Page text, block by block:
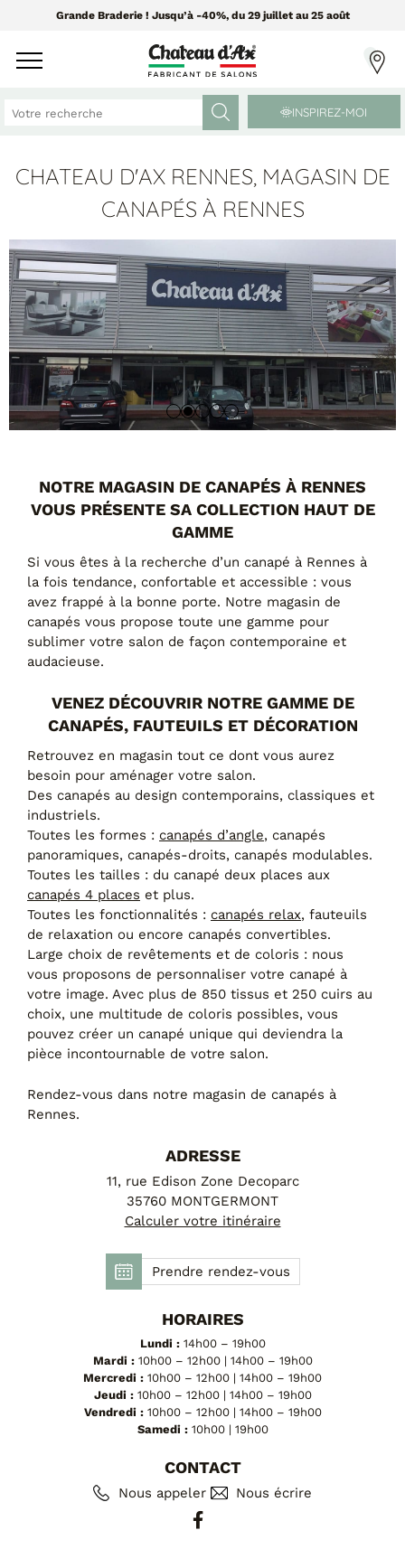
Grande Braderie ! Jusqu’à -40%, du 29 juillet au 25 août
CANAPÉS ET FAUTEUILS
Tissus Greensofa
850 tissus et 250 cuirs
PAR MATIÈRE
Canapés cuir
Canapés tissu
PAR FORME
Canapés avec méridienne
Canapés convertibles
Canapés d'angle
Canapés droits
Canapés modulables
Canapés relax
Fauteuils de relaxation D-Stress
PAR TAILLE
Canapés 2 places
Canapés 3 places
Canapés 4 places
Canapés panoramiques
Poufs
FAUTEUILS ET POUFS
Tous les produits
MEUBLES ET DÉCO
PAR CATÉGORIE
Chaises
Coussins
Enfilades
Luminaires
Objets déco
Tableaux
Tables basses
Tables repas
PAR STYLE
Industriel
INSPIREZ-MOI
CHATEAU D'AX RENNES, MAGASIN DE
CANAPÉS À RENNES
NOTRE MAGASIN DE CANAPÉS À RENNES
VOUS PRÉSENTE SA COLLECTION HAUT DE
GAMME
Si vous êtes à la recherche d’un canapé à Rennes à
la fois tendance, confortable et accessible : vous
avez frappé à la bonne porte. Notre magasin de
canapés vous propose toute une gamme pour
sublimer votre salon de façon contemporaine et
audacieuse.
VENEZ DÉCOUVRIR NOTRE GAMME DE
CANAPÉS, FAUTEUILS ET DÉCORATION
Retrouvez en magasin tout ce dont vous aurez
besoin pour aménager votre salon.
Des canapés au design contemporains, classiques et
industriels.
Toutes les formes : canapés d’angle, canapés
panoramiques, canapés-droits, canapés modulables.
Toutes les tailles : du canapé deux places aux
canapés 4 places et plus.
Toutes les fonctionnalités : canapés relax, fauteuils
de relaxation ou encore canapés convertibles.
Large choix de revêtements et de coloris : nous
vous proposons de personnaliser votre canapé à
votre image. Avec plus de 850 tissus et 250 cuirs au
choix, une multitude de coloris possibles, vous
pouvez créer un canapé unique qui deviendra la
pièce incontournable de votre salon.
Rendez-vous dans notre magasin de canapés à
Rennes.
ADRESSE
11, rue Edison Zone Decoparc
35760 MONTGERMONT
Calculer votre itinéraire
Prendre rendez-vous
HORAIRES
Lundi :14h00 – 19h00
Mardi :10h00 – 12h00 | 14h00 – 19h00
Mercredi : 10h00 – 12h00 | 14h00 – 19h00
Jeudi :10h00 – 12h00 | 14h00 – 19h00
Vendredi :10h00 – 12h00 | 14h00 – 19h00
Samedi :10h00 | 19h00
CONTACT
Nous appeler Nous écrire